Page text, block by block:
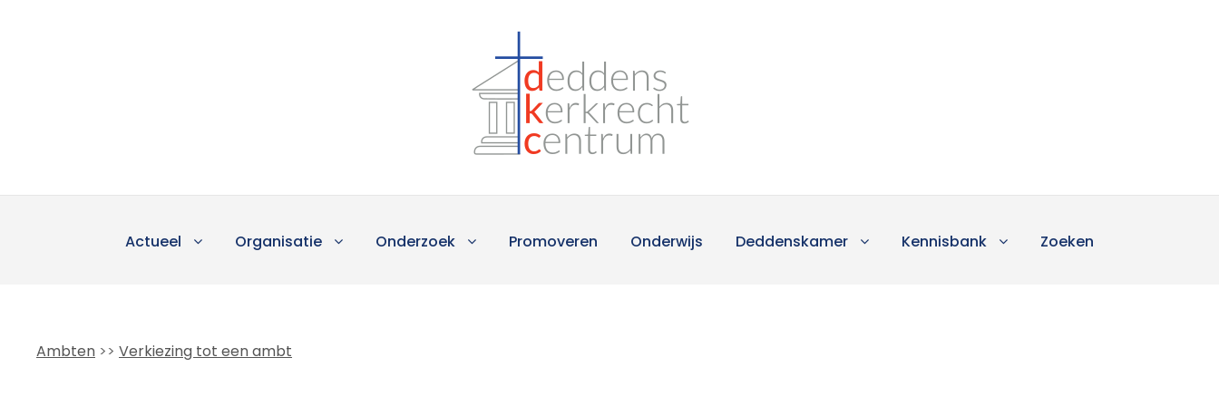
Actueel Organisatie Onderzoek Promoveren Onderwijs Deddenskamer Kennisbank Zoeken
Ambten >> Verkiezing tot een ambt